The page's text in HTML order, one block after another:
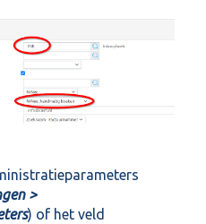
>
) of het veld